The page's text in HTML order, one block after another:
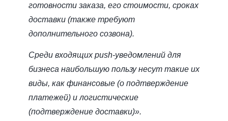
готовности заказа, его стоимости, сроках
доставки (также требуют
дополнительного созвона).
Среди входящих push-уведомлений для
бизнеса наибольшую пользу несут такие их
виды, как финансовые (о подтверждение
платежей) и логистические
(подтверждение доставки)».